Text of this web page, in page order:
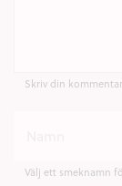
Skriv din
Välj ett smeknamn